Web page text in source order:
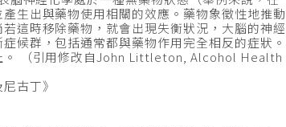
腦神經化學處於一種無藥物狀態（舉例來說，在
生出與藥物使用相關的效應。藥物象徵性地推
這時移除藥物，就會出現失衡狀況，大腦的神
候群，包括通常都與藥物作用完全相反的症狀
。 （引用修改自John Littleton, Alcohol Health
古丁》